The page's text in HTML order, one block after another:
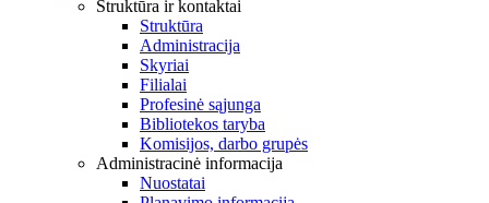
Struktūra ir kontaktai
Struktūra
Administracija
Skyriai
Filialai
Profesinė sąjunga
Bibliotekos taryba
Komisijos, darbo grupės
Administracinė informacija
Nuostatai